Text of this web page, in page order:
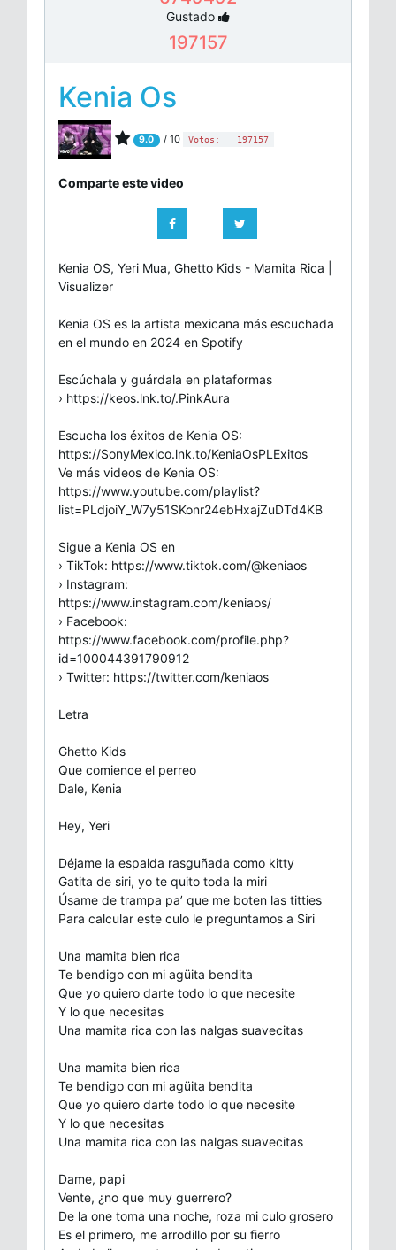
Gustado
197157
Kenia Os
9.0 / 10 Votos: 197157
Comparte este video
Kenia OS, Yeri Mua, Ghetto Kids - Mamita Rica |
Visualizer
Kenia OS es la artista mexicana más escuchada
en el mundo en 2024 en Spotify
Escúchala y guárdala en plataformas
› https://keos.lnk.to/.PinkAura
Escucha los éxitos de Kenia OS:
https://SonyMexico.lnk.to/KeniaOsPLExitos
Ve más videos de Kenia OS:
https://www.youtube.com/playlist?
list=PLdjoiY_W7y51SKonr24ebHxajZuDTd4KB
Sigue a Kenia OS en
› TikTok: https://www.tiktok.com/@keniaos
› Instagram:
https://www.instagram.com/keniaos/
› Facebook:
https://www.facebook.com/profile.php?
id=100044391790912
› Twitter: https://twitter.com/keniaos
Letra
Ghetto Kids
Que comience el perreo
Dale, Kenia
Hey, Yeri
Déjame la espalda rasguñada como kitty
Gatita de siri, yo te quito toda la miri
Úsame de trampa pa’ que me boten las titties
Para calcular este culo le preguntamos a Siri
Una mamita bien rica
Te bendigo con mi agüita bendita
Que yo quiero darte todo lo que necesite
Y lo que necesitas
Una mamita rica con las nalgas suavecitas
Una mamita bien rica
Te bendigo con mi agüita bendita
Que yo quiero darte todo lo que necesite
Y lo que necesitas
Una mamita rica con las nalgas suavecitas
Dame, papi
Vente, ¿no que muy guerrero?
De la one toma una noche, roza mi culo grosero
Es el primero, me arrodillo por su fierro